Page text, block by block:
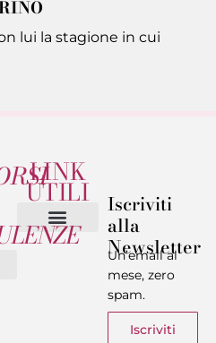
lui la stagione in cui
LINK
UTILI Iscriviti
alla
Newsletter
Un’email al
mese, zero
spam.
Iscriviti